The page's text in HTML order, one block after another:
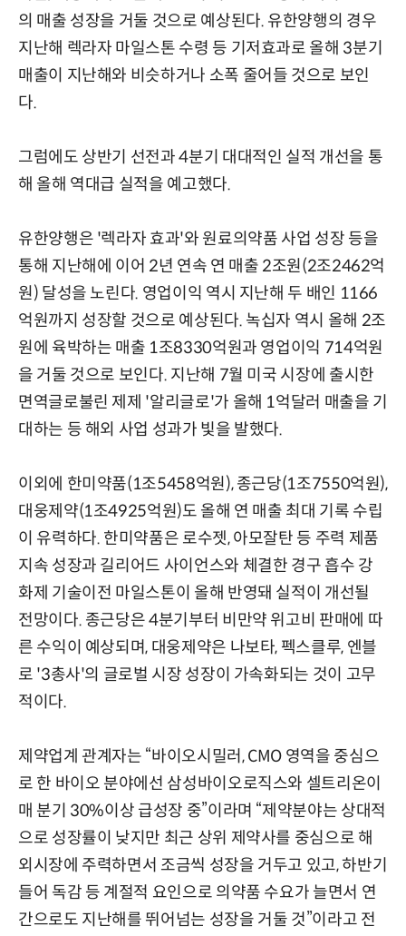
의 매출 성장을 거둘 것으로 예상된다. 유한양행의 경우
지난해 렉라자 마일스톤 수령 등 기저효과로 올해 3분기
매출이 지난해와 비슷하거나 소폭 줄어들 것으로 보인
다.
그럼에도 상반기 선전과 4분기 대대적인 실적 개선을 통
해 올해 역대급 실적을 예고했다.
유한양행은 '렉라자 효과'와 원료의약품 사업 성장 등을
통해 지난해에 이어 2년 연속 연 매출 2조원(2조2462억
원) 달성을 노린다. 영업이익 역시 지난해 두 배인 1166
억원까지 성장할 것으로 예상된다. 녹십자 역시 올해 2조
원에 육박하는 매출 1조8330억원과 영업이익 714억원
을 거둘 것으로 보인다. 지난해 7월 미국 시장에 출시한
면역글로불린 제제 '알리글로'가 올해 1억달러 매출을 기
대하는 등 해외 사업 성과가 빛을 발했다.
이외에 한미약품(1조5458억원), 종근당(1조7550억원),
대웅제약(1조4925억원)도 올해 연 매출 최대 기록 수립
이 유력하다. 한미약품은 로수젯, 아모잘탄 등 주력 제품
지속 성장과 길리어드 사이언스와 체결한 경구 흡수 강
화제 기술이전 마일스톤이 올해 반영돼 실적이 개선될
전망이다. 종근당은 4분기부터 비만약 위고비 판매에 따
른 수익이 예상되며, 대웅제약은 나보타, 펙스클루, 엔블
로 '3총사'의 글로벌 시장 성장이 가속화되는 것이 고무
적이다.
제약업계 관계자는 “바이오시밀러, CMO 영역을 중심으
로 한 바이오 분야에선 삼성바이오로직스와 셀트리온이
매 분기 30%이상 급성장 중”이라며 “제약분야는 상대적
으로 성장률이 낮지만 최근 상위 제약사를 중심으로 해
외시장에 주력하면서 조금씩 성장을 거두고 있고, 하반기
들어 독감 등 계절적 요인으로 의약품 수요가 늘면서 연
간으로도 지난해를 뛰어넘는 성장을 거둘 것”이라고 전